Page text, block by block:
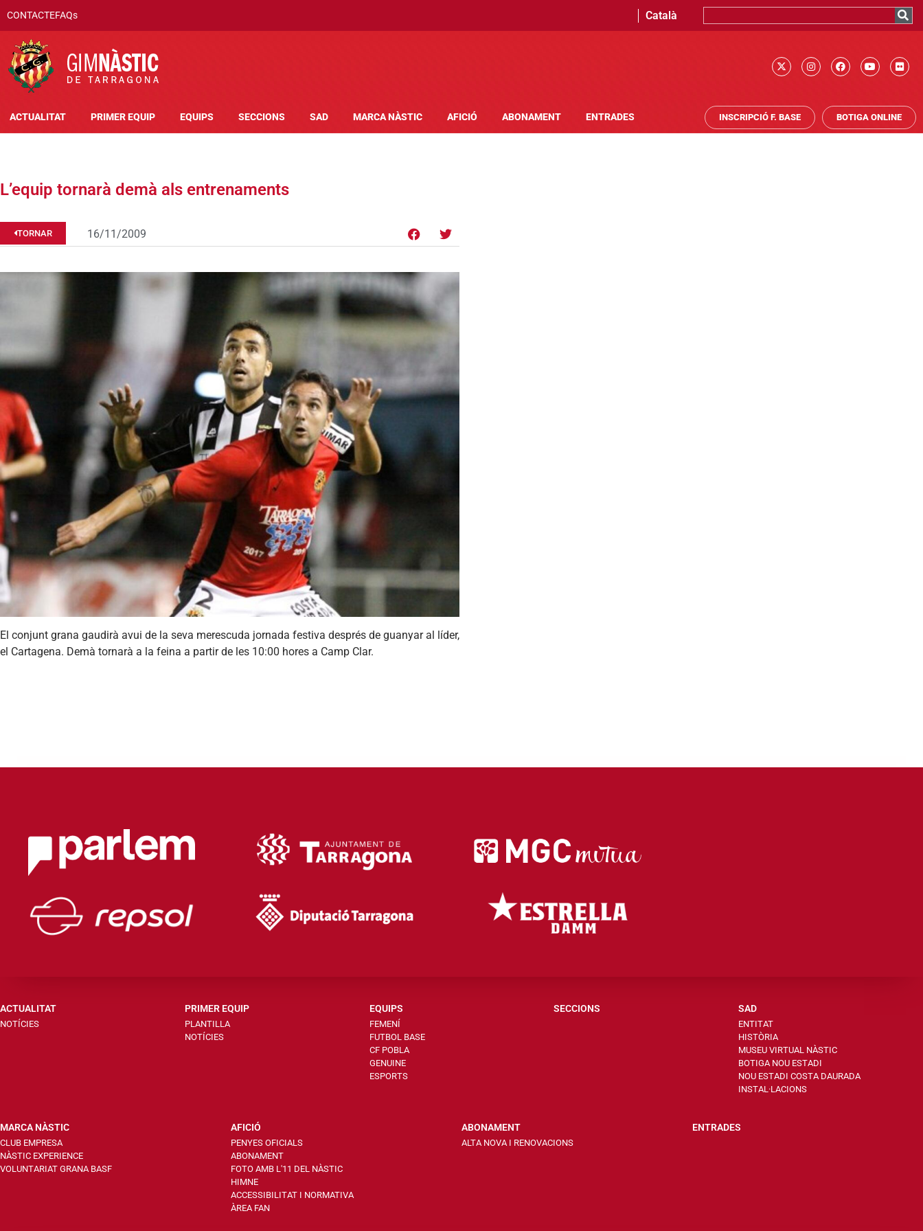
CONTACTEFAQs Català
ACTUALITAT PRIMER EQUIP EQUIPS SECCIONS SAD MARCA NÀSTIC AFICIÓ ABONAMENT ENTRADES INSCRIPCIÓ F. BASE BOTIGA ONLINE
L’equip tornarà demà als entrenaments
TORNAR 16/11/2009
El conjunt grana gaudirà avui de la seva merescuda jornada festiva després de guanyar al líder,
el Cartagena. Demà tornarà a la feina a partir de les 10:00 hores a Camp Clar.
ACTUALITAT
NOTÍCIES
PRIMER EQUIP
PLANTILLA
NOTÍCIES
EQUIPS
FEMENÍ
FUTBOL BASE
CF POBLA
GENUINE
ESPORTS
SECCIONS SAD
ENTITAT
HISTÒRIA
MUSEU VIRTUAL NÀSTIC
BOTIGA NOU ESTADI
NOU ESTADI COSTA DAURADA
INSTAL·LACIONS
MARCA NÀSTIC
CLUB EMPRESA
NÀSTIC EXPERIENCE
VOLUNTARIAT GRANA BASF
AFICIÓ
PENYES OFICIALS
ABONAMENT
FOTO AMB L'11 DEL NÀSTIC
HIMNE
ACCESSIBILITAT I NORMATIVA
ÀREA FAN
ABONAMENT
ALTA NOVA I RENOVACIONS
ENTRADES